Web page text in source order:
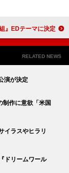
「陽炎」がTVアニメ『火喰鳥 羽州ぼろ鳶組』EDテーマに決定
RELATED NEWS
演が決定
制作に意欲「米国
イラスやヒラリ
ドリームワール